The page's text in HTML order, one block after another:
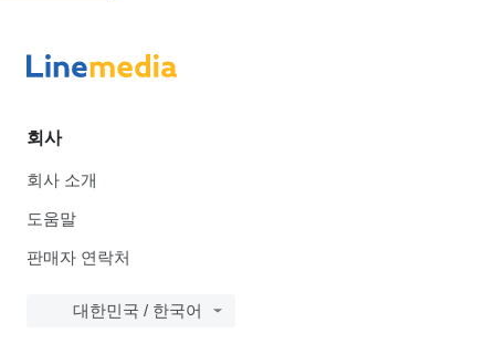
회사
회사 소개
도움말
판매자 연락처
대한민국 / 한국어